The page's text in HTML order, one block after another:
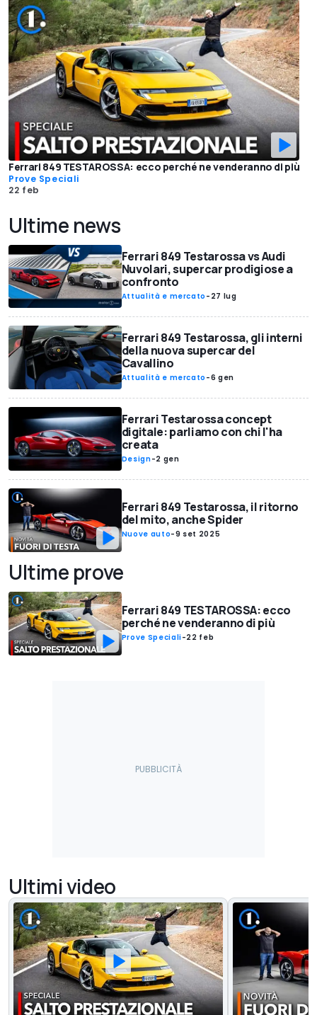
Ferrari 849 TESTAROSSA: ecco perché ne venderanno di più
Prove Speciali
22 feb
Ultime news
Ferrari 849 Testarossa vs Audi
Nuvolari, supercar prodigiose a
confronto
Attualità e mercato - 27 lug
Ferrari 849 Testarossa, gli interni
della nuova supercar del
Cavallino
Attualità e mercato -6 gen
Ferrari Testarossa concept
digitale: parliamo con chi l'ha
creata
Design-2 gen
Ferrari 849 Testarossa, il ritorno
del mito, anche Spider
Nuove auto-9 set 2025
Ultime prove
Ferrari 849 TESTAROSSA: ecco
perché ne venderanno di più
Prove Speciali-22 feb
Ultimi video